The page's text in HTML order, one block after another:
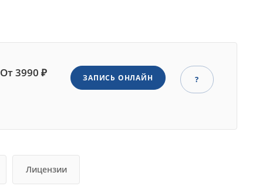
От 3990 ₽ ЗАПИСЬ ОНЛАЙН ?
Лицензии